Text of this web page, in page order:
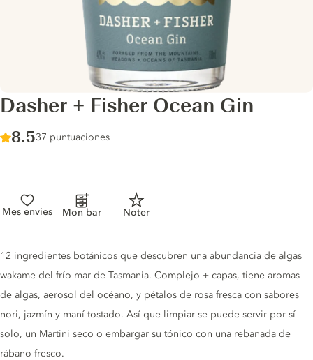
Dasher + Fisher Ocean Gin
Score :
8.5/ 10
37 puntuaciones
Mes envies Mon bar Noter
Gin description
12 ingredientes botánicos que descubren una abundancia de algas
wakame del frío mar de Tasmania. Complejo + capas, tiene aromas
de algas, aerosol del océano, y pétalos de rosa fresca con sabores
nori, jazmín y maní tostado. Así que limpiar se puede servir por sí
solo, un Martini seco o embargar su tónico con una rebanada de
rábano fresco.